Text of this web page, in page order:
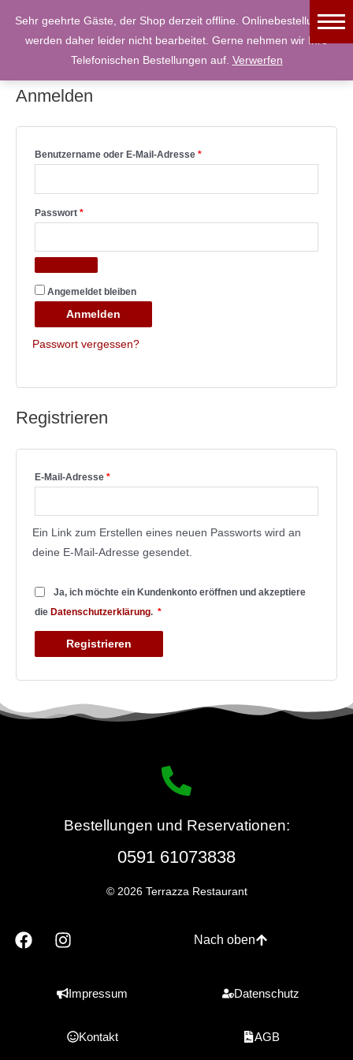
Essen bestellen
Kasse
Kontakt
Über uns
Jetzt Anrufen
Speisekarte
Sehr geehrte Gäste, der Shop derzeit offline. Onlinebestellungen
werden daher leider nicht bearbeitet. Gerne nehmen wir Ihre
Telefonischen Bestellungen auf. Verwerfen
Mein Konto
Anmelden
Benutzername oder E-Mail-Adresse *
Passwort *
Angemeldet bleiben
Anmelden
Passwort vergessen?
Registrieren
E-Mail-Adresse *
Ein Link zum Erstellen eines neuen Passworts wird an
deine E-Mail-Adresse gesendet.
Ja, ich möchte ein Kundenkonto eröffnen und akzeptiere
die Datenschutzerklärung. *
Registrieren
Bestellungen und Reservationen:
0591 61073838
© 2026 Terrazza Restaurant
Nach oben
Impressum
Kontakt
Datenschutz
AGB